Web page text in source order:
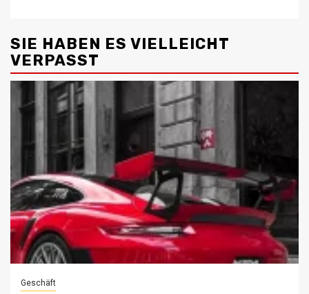
SIE HABEN ES VIELLEICHT
VERPASST
Geschäft